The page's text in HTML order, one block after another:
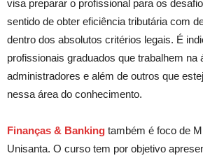
visa preparar o profissional para os
sentido de obter eficiência tributária com
dentro dos absolutos critérios legais. É
profissionais graduados que trabalhem na
administradores e além de outros que
nessa área do conhecimento.
Finanças & Banking também é foco de
Unisanta. O curso tem por objetivo